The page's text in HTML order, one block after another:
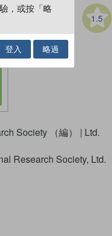
1.5
Society （編）
| Ltd.
Research Society, Ltd.
，或按「略
登入 略過